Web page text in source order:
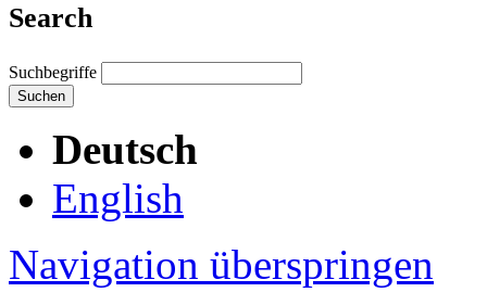
Search
Suchbegriffe
Suchen
Deutsch
English
Navigation überspringen